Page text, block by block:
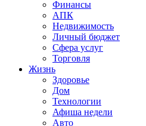
Финансы
АПК
Недвижимость
Личный бюджет
Сфера услуг
Торговля
Жизнь
Здоровье
Дом
Технологии
Афиша недели
Авто